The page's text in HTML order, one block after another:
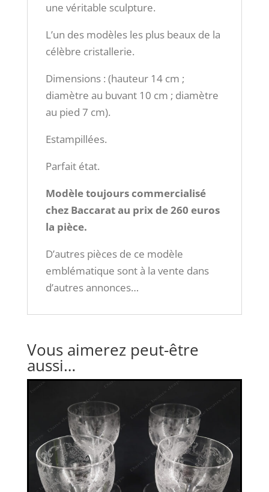
une véritable sculpture.
L’un des modèles les plus beaux de la
célèbre cristallerie.
Dimensions : (hauteur 14 cm ;
diamètre au buvant 10 cm ; diamètre
au pied 7 cm).
Estampillées.
Parfait état.
Modèle toujours commercialisé
chez Baccarat au prix de 260 euros
la pièce.
D’autres pièces de ce modèle
emblématique sont à la vente dans
d’autres annonces…
Vous aimerez peut-être
aussi…